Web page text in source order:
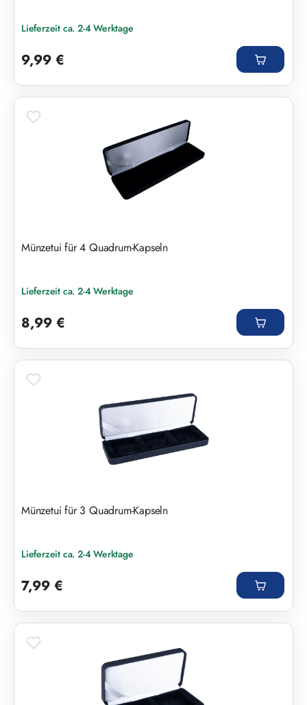
Lieferzeit ca. 2-4 Werktage
9,99 €
Münzetui für 4 Quadrum-Kapseln
Lieferzeit ca. 2-4 Werktage
8,99 €
Münzetui für 3 Quadrum-Kapseln
Lieferzeit ca. 2-4 Werktage
7,99 €